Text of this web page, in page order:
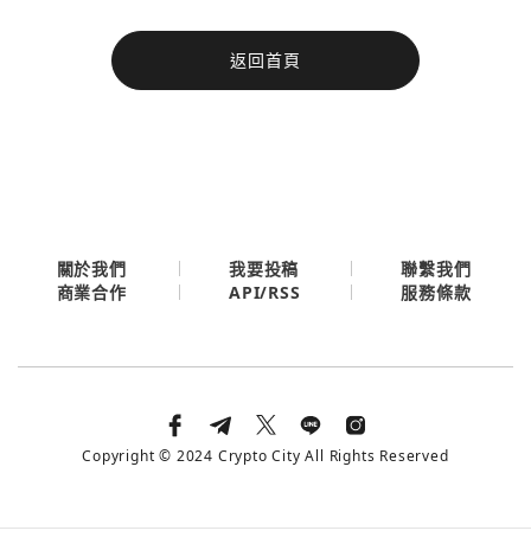
返回首頁
今日熱門
今日熱門
關於我們 我要投稿
聯繫我們
商業合作
API/RSS 服務條款
Copyright © 2024 Crypto City All Rights Reserved